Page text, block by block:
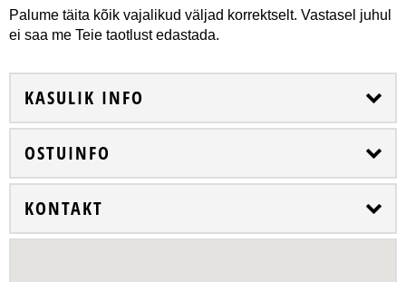
Palume täita kõik vajalikud väljad korrektselt. Vastasel juhul
ei saa me Teie taotlust edastada.
KASULIK INFO
OSTUINFO
KONTAKT